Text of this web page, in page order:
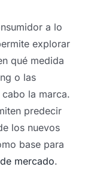
a lo
explorar
qué medida
o las
la marca.
predecir
los nuevos
base para
mercado.